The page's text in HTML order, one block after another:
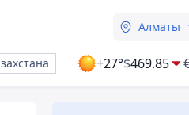
Алматы
+27°$469.85